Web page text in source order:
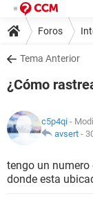
Foros
Tema Anterior
¿Cómo
c5p4qi -
avsert -
tengo un numero
donde esta